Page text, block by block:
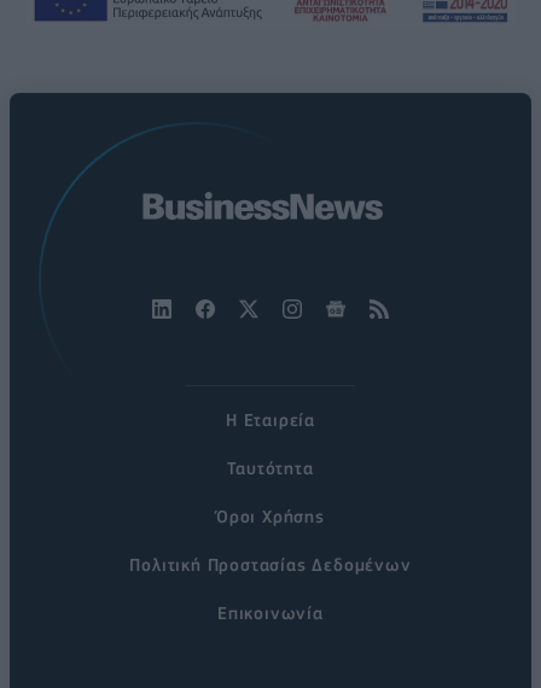
Η Εταιρεία
Ταυτότητα
Όροι Χρήσης
Πολιτική Προστασίας Δεδομένων
Επικοινωνία